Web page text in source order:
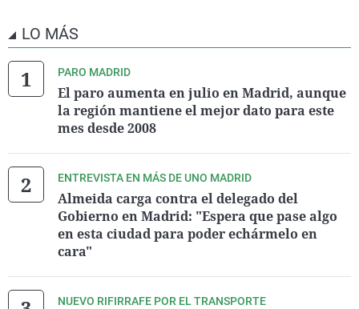
LO MÁS
PARO MADRID
El paro aumenta en julio en Madrid, aunque
la región mantiene el mejor dato para este
mes desde 2008
ENTREVISTA EN MÁS DE UNO MADRID
Almeida carga contra el delegado del
Gobierno en Madrid: "Espera que pase algo
en esta ciudad para poder echármelo en
cara"
NUEVO RIFIRRAFE POR EL TRANSPORTE